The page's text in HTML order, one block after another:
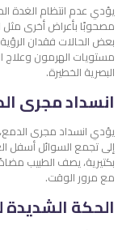
يؤدي عدم انتظام الغدة
مصحوبًا بأعراض أخرى مثل
بعض الحالات فقدان
مستويات الهرمون وعلاج
البصرية الخطيرة.
انسداد مجرى
يؤدي انسداد مجرى الدمع،
إلى تجمع السوائل أسفل
بكتيرية، يصف الطبيب
مع مرور الوقت.
الحكة الشديدة